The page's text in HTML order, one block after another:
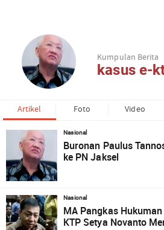
Kumpulan Berita
kasus e-
Artikel Foto Video
Nasional
Buronan Paulus
ke PN Jaksel
Nasional
MA Pangkas
KTP Setya Novanto